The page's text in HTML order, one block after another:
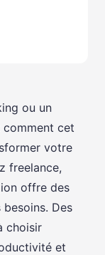
ou un
comment cet
votre
freelance,
offre des
Des
choisir
et